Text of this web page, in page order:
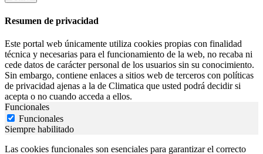
Resumen de privacidad
Este portal web únicamente utiliza cookies propias con finalidad
técnica y necesarias para el funcionamiento de la web, no recaba ni
cede datos de carácter personal de los usuarios sin su conocimiento.
Sin embargo, contiene enlaces a sitios web de terceros con políticas
de privacidad ajenas a la de Climatica que usted podrá decidir si
acepta o no cuando acceda a ellos.
Funcionales
Funcionales
Siempre habilitado
Las cookies funcionales son esenciales para garantizar el correcto